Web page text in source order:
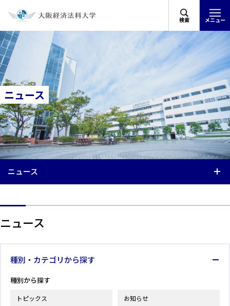
検索 メニュー
ニュース
ニュース
ニュース
種別・カテゴリから探す
種別から探す
トピックス お知らせ